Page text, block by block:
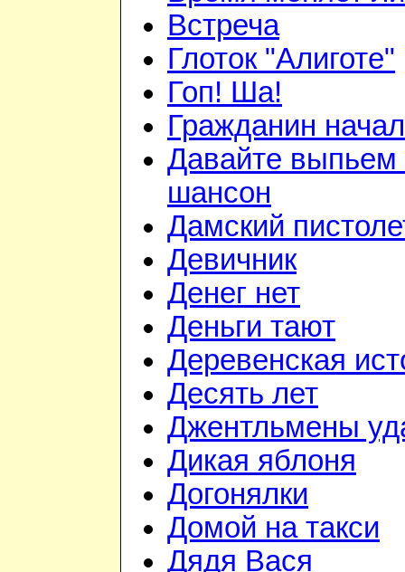
Встреча
Глоток "Алиготе"
Гоп! Ша!
Гражданин
Давайте выпьем
шансон
Дамский
Девичник
Денег нет
Деньги тают
Деревенская
Десять лет
Джентльмены
Дикая яблоня
Догонялки
Домой на такси
Дядя Вася